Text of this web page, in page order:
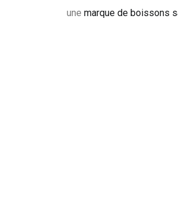
une marque de boissons